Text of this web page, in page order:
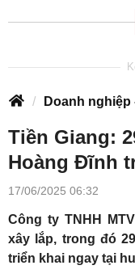
Doanh nghiệp
Tiền Giang:
Hoàng Đĩnh
17/06/2025 06:32
Công ty TNHH
xây lắp, trong đó
triển khai ngay tại